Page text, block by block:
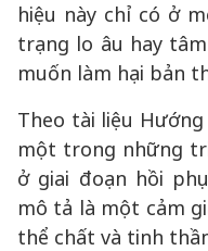
hiệu này chỉ có ở
trạng lo âu hay
muốn làm hại bản
Theo tài liệu
một trong những
ở giai đoạn hồi
mô tả là một cảm
thể chất và tinh